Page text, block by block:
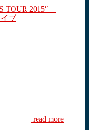
TOUR 2015″
ブ
read more